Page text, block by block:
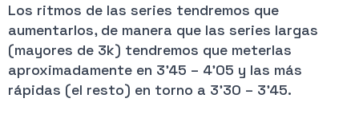
Los ritmos de las series tendremos que
aumentarlos, de manera que las series largas
(mayores de 3k) tendremos que meterlas
aproximadamente en 3’45 – 4’05 y las más
rápidas (el resto) en torno a 3’30 – 3’45.